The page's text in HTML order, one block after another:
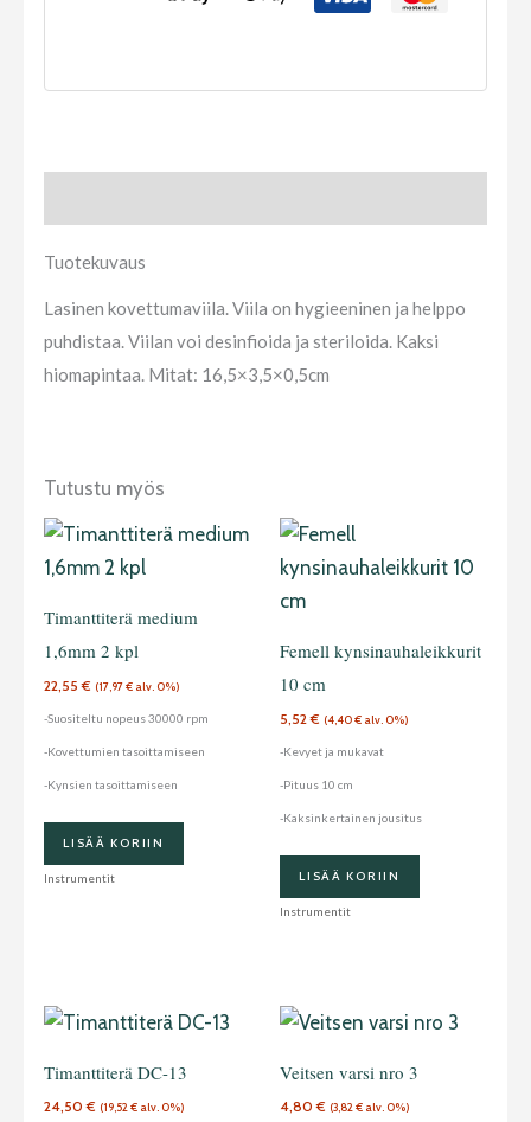
Tuotekuvaus
Lasinen kovettumaviila. Viila on hygieeninen ja helppo
puhdistaa. Viilan voi desinfioida ja steriloida. Kaksi
hiomapintaa. Mitat: 16,5×3,5×0,5cm
Tutustu myös
Timanttiterä medium
1,6mm 2 kpl
22,55€ (17,97€ alv. 0%)
-Suositeltu nopeus 30000 rpm
-Kovettumien tasoittamiseen
-Kynsien tasoittamiseen
LISÄÄ KORIIN
Instrumentit
Femell kynsinauhaleikkurit
10 cm
5,52€ (4,40€ alv. 0%)
-Kevyet ja mukavat
-Pituus 10 cm
-Kaksinkertainen jousitus
LISÄÄ KORIIN
Instrumentit
Timanttiterä DC-13
24,50€ (19,52€ alv. 0%)
Veitsen varsi nro 3
4,80€ (3,82€ alv. 0%)